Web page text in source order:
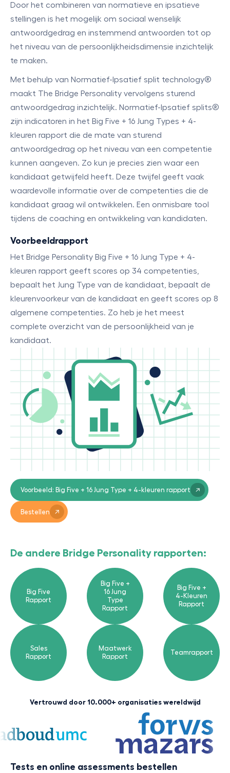
Door het combineren van normatieve en ipsatieve
stellingen is het mogelijk om sociaal wenselijk
antwoordgedrag en instemmend antwoorden tot op
het niveau van de persoonlijkheidsdimensie inzichtelijk
te maken.
Met behulp van Normatief-Ipsatief split technology®
maakt The Bridge Personality vervolgens sturend
antwoordgedrag inzichtelijk. Normatief-Ipsatief splits®
zijn indicatoren in het Big Five + 16 Jung Types + 4-
kleuren rapport die de mate van sturend
antwoordgedrag op het niveau van een competentie
kunnen aangeven. Zo kun je precies zien waar een
kandidaat getwijfeld heeft. Deze twijfel geeft vaak
waardevolle informatie over de competenties die de
kandidaat graag wil ontwikkelen. Een onmisbare tool
tijdens de coaching en ontwikkeling van kandidaten.
Voorbeeldrapport
Het Bridge Personality Big Five + 16 Jung Type + 4-
kleuren rapport geeft scores op 34 competenties,
bepaalt het Jung Type van de kandidaat, bepaalt de
kleurenvoorkeur van de kandidaat en geeft scores op 8
algemene competenties. Zo heb je het meest
complete overzicht van de persoonlijkheid van je
kandidaat.
Bestellen
Voorbeeld: Big Five + 16 Jung Type + 4-kleuren rapport
De andere Bridge Personality rapporten:
Big Five
Rapport
Big Five +
16 Jung
Type
Rapport
Big Five +
4-Kleuren
Rapport
Sales
Rapport
Maatwerk
Rapport
Teamrapport
Vertrouwd door 10.000+ organisaties wereldwijd
Tests en online assessments bestellen